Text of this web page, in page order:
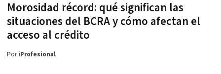
Morosidad récord: qué significan las
situaciones del BCRA y cómo afectan el
acceso al crédito
PoriProfesional